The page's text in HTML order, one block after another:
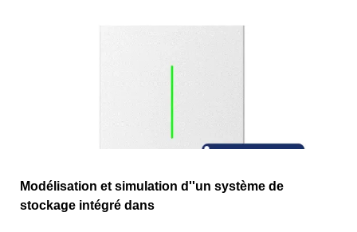
Modélisation et simulation d''un système de
stockage intégré dans